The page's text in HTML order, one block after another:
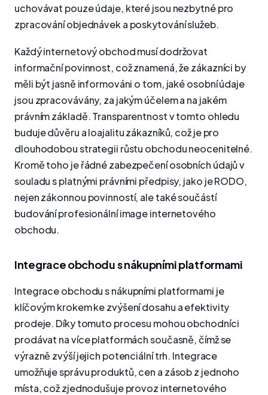
uchovávat pouze údaje, které jsou nezbytné pro
zpracování objednávek a poskytování služeb.
Každý internetový obchod musí dodržovat
informační povinnost, což znamená, že zákazníci by
měli být jasně informováni o tom, jaké osobní údaje
jsou zpracovávány, za jakým účelem a na jakém
právním základě. Transparentnost v tomto ohledu
buduje důvěru a loajalitu zákazníků, což je pro
dlouhodobou strategii růstu obchodu neocenitelné.
Kromě toho je řádné zabezpečení osobních údajů v
souladu s platnými právními předpisy, jako je RODO,
nejen zákonnou povinností, ale také součástí
budování profesionální image internetového
obchodu.
Integrace obchodu s nákupními platformami
Integrace obchodu s nákupními platformami je
klíčovým krokem ke zvýšení dosahu a efektivity
prodeje. Díky tomuto procesu mohou obchodníci
prodávat na více platformách současně, čímž se
výrazně zvýší jejich potenciální trh. Integrace
umožňuje správu produktů, cen a zásob z jednoho
místa, což zjednodušuje provoz internetového